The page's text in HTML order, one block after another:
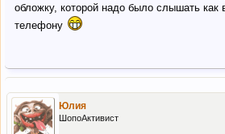
обложку, которой надо было слышать как
телефону
Юлия
ШопоАктивист